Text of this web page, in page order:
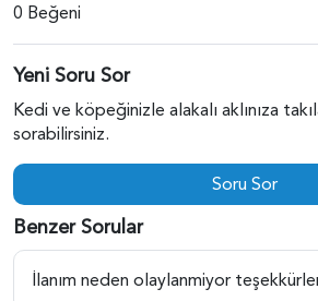
0 Beğeni
Yeni Soru Sor
Kedi ve köpeğinizle alakalı aklınıza
sorabilirsiniz.
Soru Sor
Benzer Sorular
İlanım neden olaylanmiyor